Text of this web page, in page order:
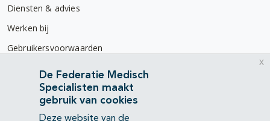
Diensten & advies
Werken bij
Gebruikersvoorwaarden
Privacyverklaring
Contact
Mercatorlaan 1200
De Federatie Medisch
Specialisten maakt
gebruik van cookies
Deze website van de
x